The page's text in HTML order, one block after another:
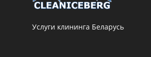
Услуги клининга Беларусь